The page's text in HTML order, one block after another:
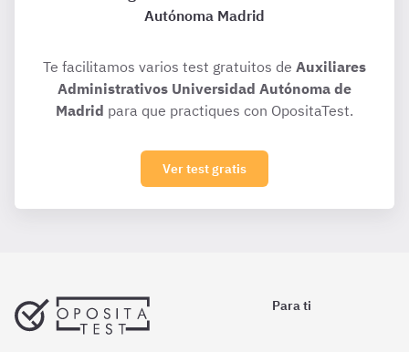
Autónoma Madrid
Te facilitamos varios test gratuitos de Auxiliares
Administrativos Universidad Autónoma de
Madrid para que practiques con OpositaTest.
Ver test gratis
Para ti